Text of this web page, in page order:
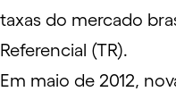
taxas do mercado
Referencial (TR).
Em maio de 2012,